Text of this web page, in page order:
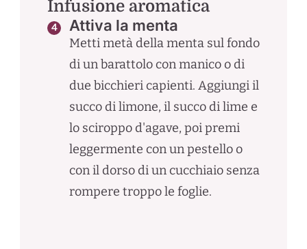
Infusione aromatica
Attiva la menta
Metti metà della menta sul fondo
di un barattolo con manico o di
due bicchieri capienti. Aggiungi il
succo di limone, il succo di lime e
lo sciroppo d'agave, poi premi
leggermente con un pestello o
con il dorso di un cucchiaio senza
rompere troppo le foglie.